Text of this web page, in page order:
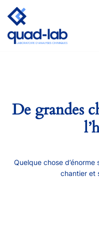
Aller
au
De grandes
Quelque chose
chantier et